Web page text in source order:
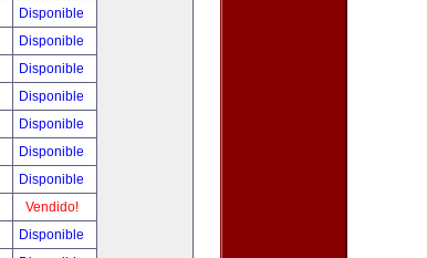
Disponible
Disponible
Disponible
Disponible
Disponible
Disponible
Disponible
Vendido!
Disponible